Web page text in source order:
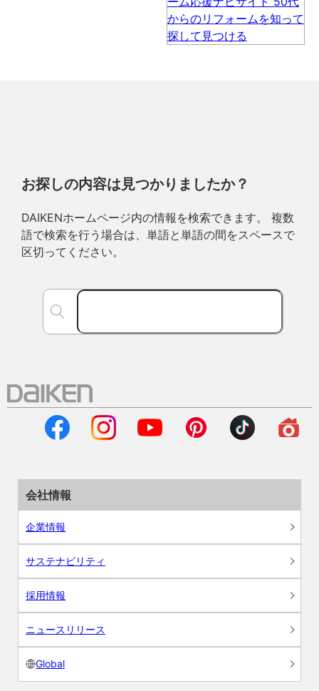
お探しの内容は見つかりましたか？
DAIKENホームページ内の情報を検索できます。 複数
語で検索を行う場合は、単語と単語の間をスペースで
区切ってください。
会社情報
企業情報
サステナビリティ
採用情報
ニュースリリース
Global